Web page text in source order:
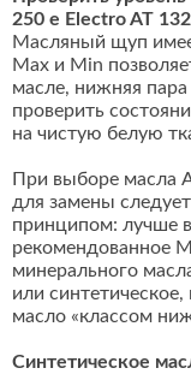
250 e Electro AT
Масляный щуп
Max и Min
масле, нижняя
проверить
на чистую белую
При выборе масла
для замены
принципом: лучше
рекомендованное
минерального
или
масло «классом
Синтетическое